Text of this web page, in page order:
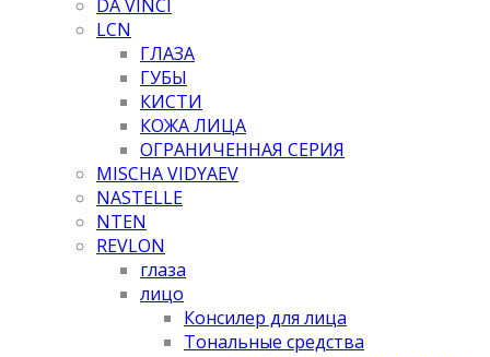
DA VINCI
LCN
ГЛАЗА
ГУБЫ
КИСТИ
КОЖА ЛИЦА
ОГРАНИЧЕННАЯ СЕРИЯ
MISCHA VIDYAEV
NASTELLE
NTEN
REVLON
глаза
лицо
Консилер для лица
Тональные средства